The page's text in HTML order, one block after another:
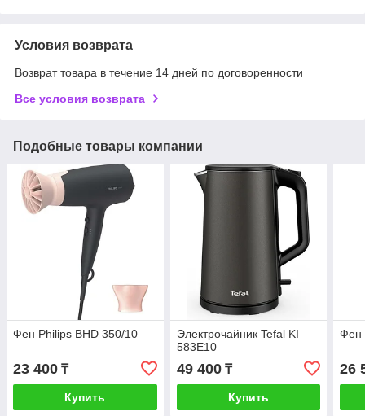
Условия возврата
Возврат товара в течение 14 дней по договоренности
Все условия возврата
Подобные товары компании
Фен Philips BHD 350/10
23 400 ₸
Купить
Электрочайник Tefal KI
583E10
49 400₸
Купить
Фен
26